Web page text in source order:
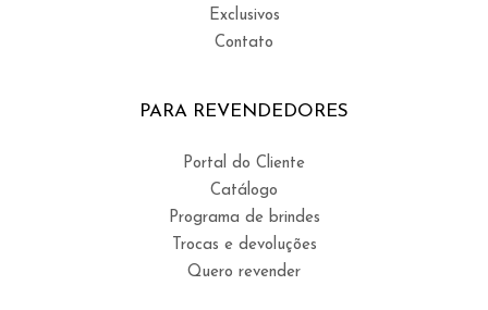
Exclusivos
Contato
PARA REVENDEDORES
Portal do Cliente
Catálogo
Programa de brindes
Trocas e devoluções
Quero revender